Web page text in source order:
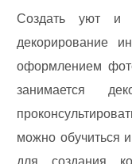
Создать уют и
декорирование
оформлением
занимается
можно обучиться